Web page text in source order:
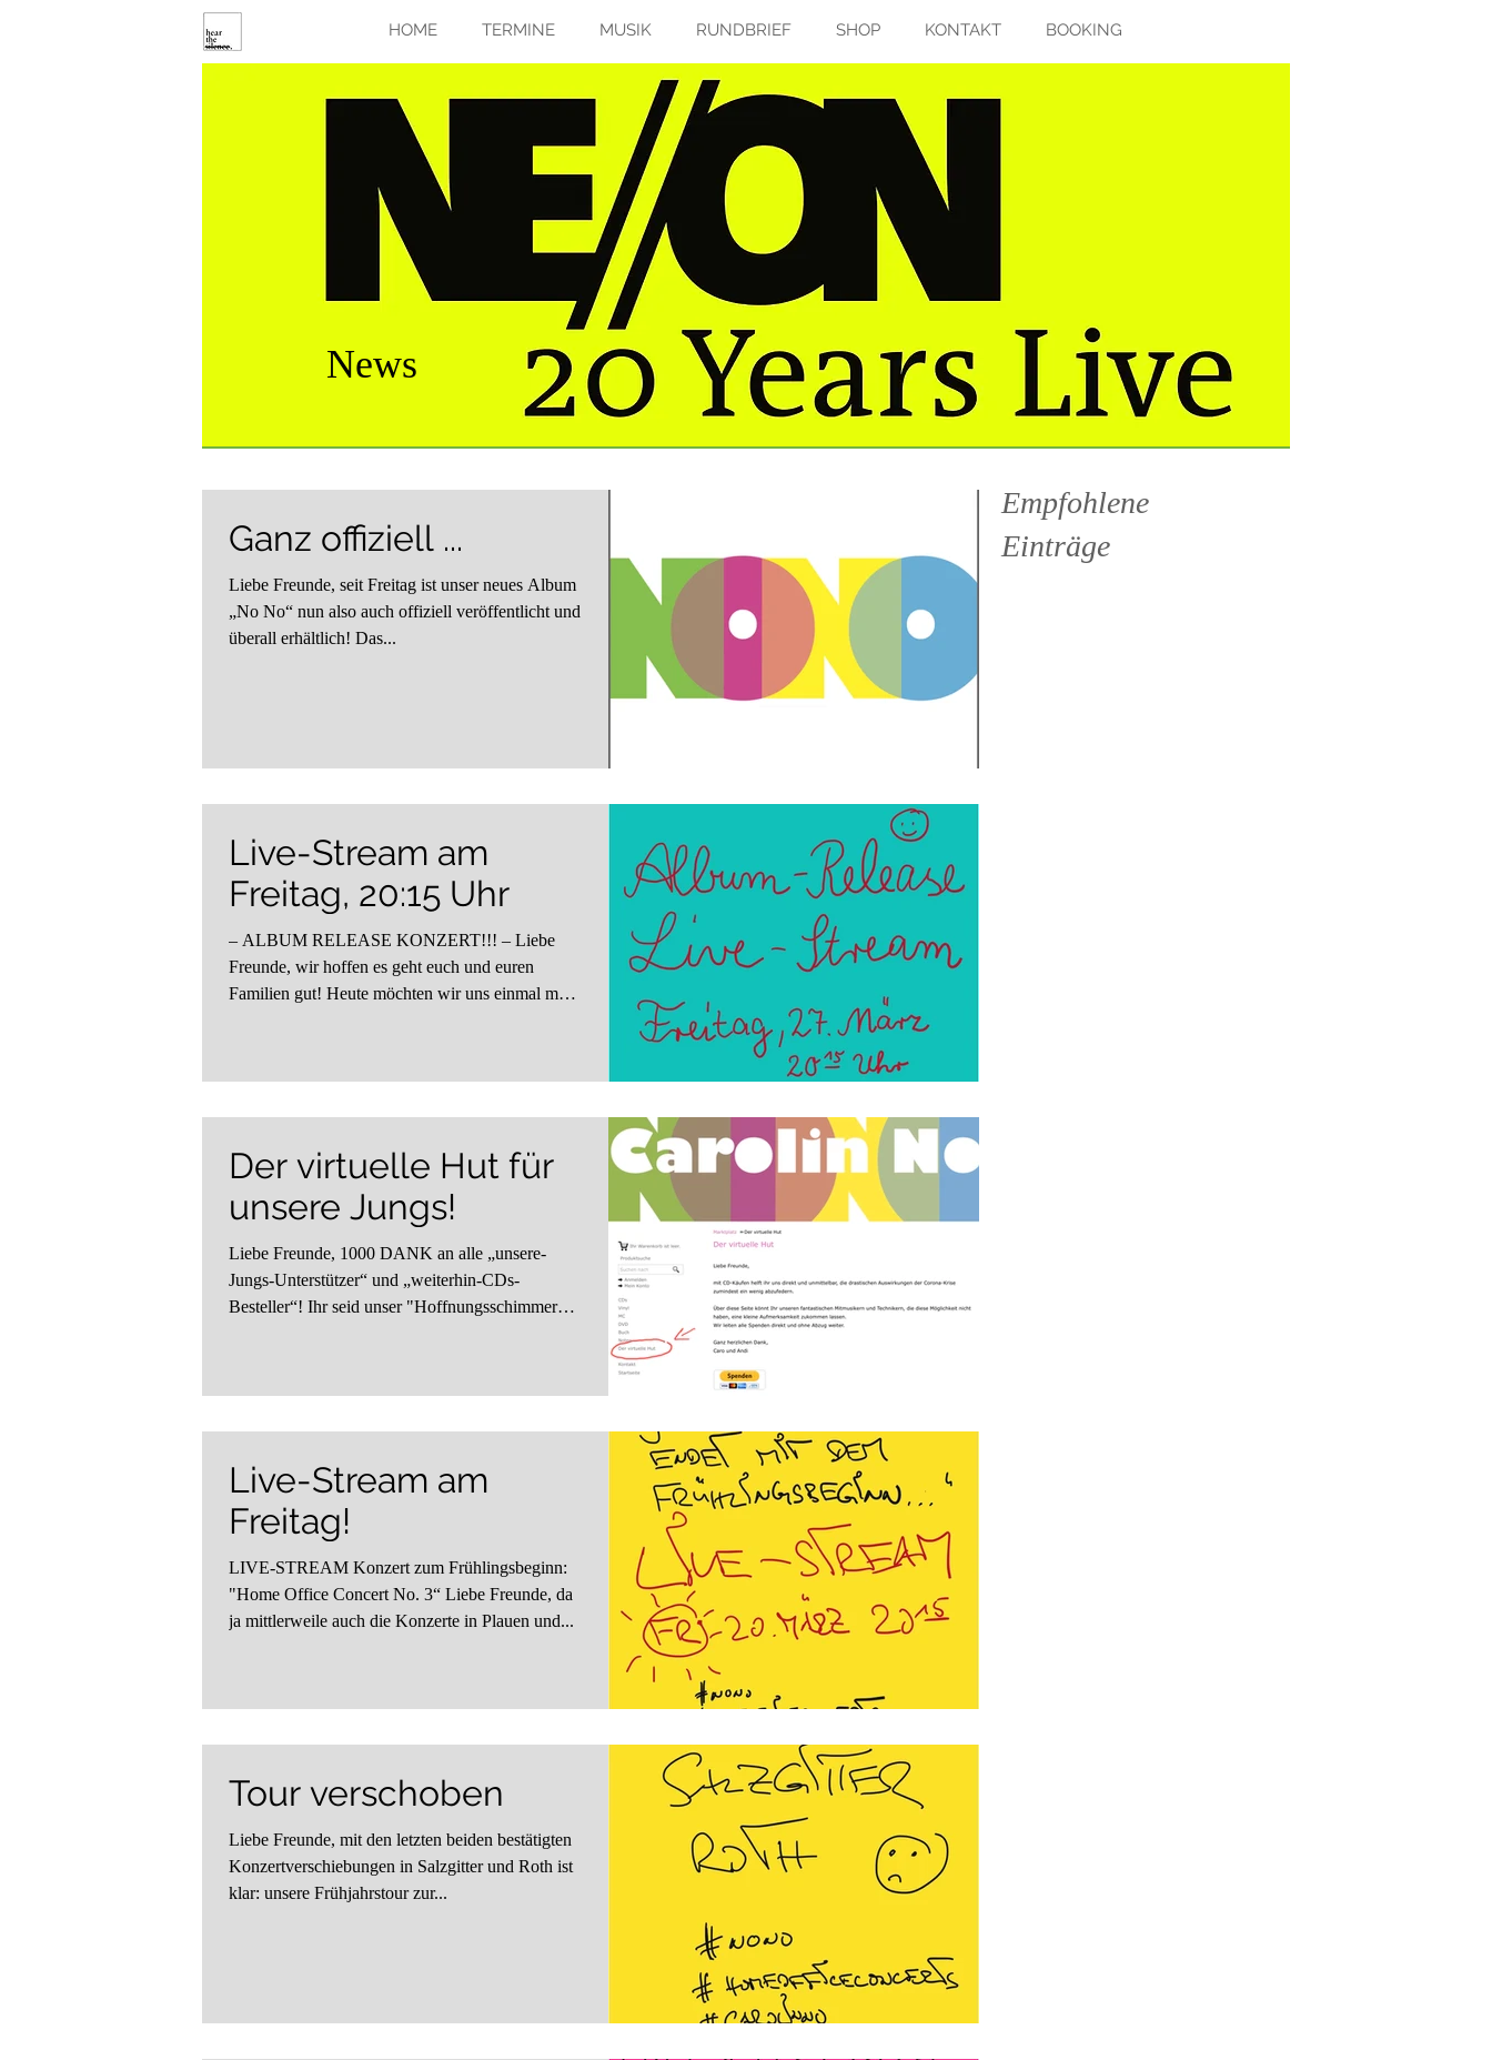
HOME TERMINE MUSIK RUNDBRIEF SHOP KONTAKT BOOKING
News
Ganz offiziell ...
Liebe Freunde, seit Freitag ist unser neues Album
„No No“ nun also auch offiziell veröffentlicht und
überall erhältlich! Das...
Live-Stream am
Freitag, 20:15 Uhr
– ALBUM RELEASE KONZERT!!! – Liebe
Freunde, wir hoffen es geht euch und euren
Familien gut! Heute möchten wir uns einmal mehr
Der virtuelle Hut für
unsere Jungs!
Liebe Freunde, 1000 DANK an alle „unsere-
Jungs-Unterstützer“ und „weiterhin-CDs-
Besteller“! Ihr seid unser "Hoffnungsschimmer"
Live-Stream am
Freitag!
LIVE-STREAM Konzert zum Frühlingsbeginn:
"Home Office Concert No. 3“ Liebe Freunde, da
ja mittlerweile auch die Konzerte in Plauen und...
Tour verschoben
Liebe Freunde, mit den letzten beiden bestätigten
Konzertverschiebungen in Salzgitter und Roth ist
klar: unsere Frühjahrstour zur...
Empfohlene
Einträge